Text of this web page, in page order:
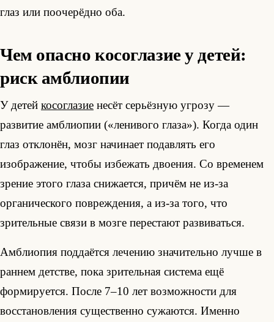
глаз или поочерёдно оба.
Чем опасно косоглазие у детей:
риск амблиопии
У детей косоглазие несёт серьёзную угрозу —
развитие амблиопии («ленивого глаза»). Когда один
глаз отклонён, мозг начинает подавлять его
изображение, чтобы избежать двоения. Со временем
зрение этого глаза снижается, причём не из-за
органического повреждения, а из-за того, что
зрительные связи в мозге перестают развиваться.
Амблиопия поддаётся лечению значительно лучше в
раннем детстве, пока зрительная система ещё
формируется. После 7–10 лет возможности для
восстановления существенно сужаются. Именно